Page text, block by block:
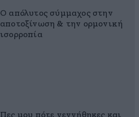
Ο απόλυτος σύμμαχος στην
αποτοξίνωση & την ορμονική
ισορροπία